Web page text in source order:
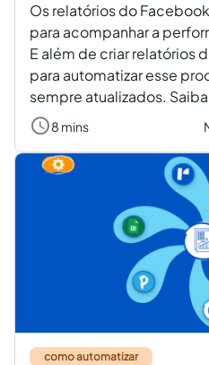
Os relatórios do
para acompanhar a
E além de criar relatórios
para automatizar esse
sempre atualizados.
8 mins
como automatizar